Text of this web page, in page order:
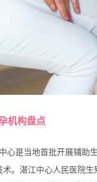
机构盘点
心是当地首批开展辅助
。湛江中心人民医院